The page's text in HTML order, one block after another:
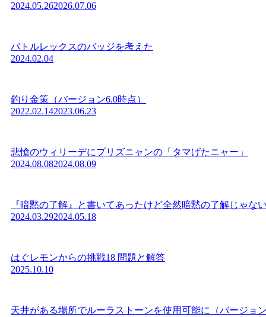
2024.05.262026.07.06
バトルレックスのバッジを考えた
2024.02.04
釣り金策（バージョン6.0時点）
2022.02.142023.06.23
悲愴のウィリーデにプリズニャンの「タマげたニャー」
2024.08.082024.08.09
『暗黙の了解』と書いてあったけど全然暗黙の了解じゃな
2024.03.292024.05.18
はぐレモンからの挑戦18 問題と解答
2025.10.10
天井がある場所でルーラストーンを使用可能に（バージョン